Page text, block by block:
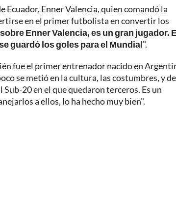
Ecuador, Enner Valencia, quien comandó la
en el primer futbolista en convertir los
Enner Valencia, es un gran jugador.
guardó los goles para el Mundial".
fue el primer entrenador nacido en
se metió en la cultura, las costumbres, y
20 en el que quedaron terceros. Es un
a ellos, lo ha hecho muy bien".